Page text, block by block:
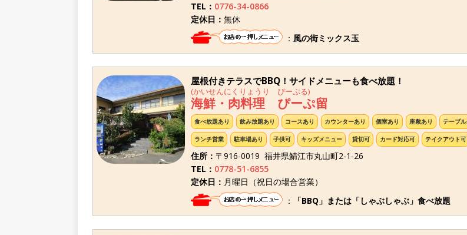
TEL： 0776-34-0866
定休日： 無休
： 風の街ミックス玉
屋根付きテラスでBBQ！サイドメニューも食べ放題！
(かいせんにくりょうり ぴーぷる)
海鮮・肉料理 ぴーぷ留
食べ放題あり 飲み放題あり コースあり カウンターあり 個室あり 座敷あり テーブル
ランチ営業 駐車場あり 子供可 キッズメニュー 貸切可 カード対応可 テイクアウト可
住所： 〒916-0019 福井県鯖江市丸山町2-1-26
TEL： 0778-51-6855
定休日： 月曜日（祝日の場合営業）
：
「BBQ」または「しゃぶしゃぶ」食べ放題